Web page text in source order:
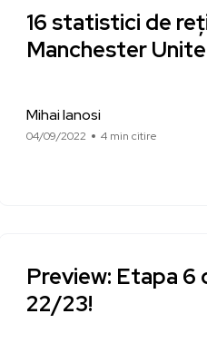
16 statistici de
Manchester
Mihai Ianosi
04/09/2022 4 min citire
Preview: Etapa 6
22/23!